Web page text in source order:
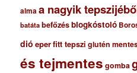
almaa nagyik
batáta befőzésblogkóstoló
dió eperfitt tepszi glutén
és tejmentes gomba